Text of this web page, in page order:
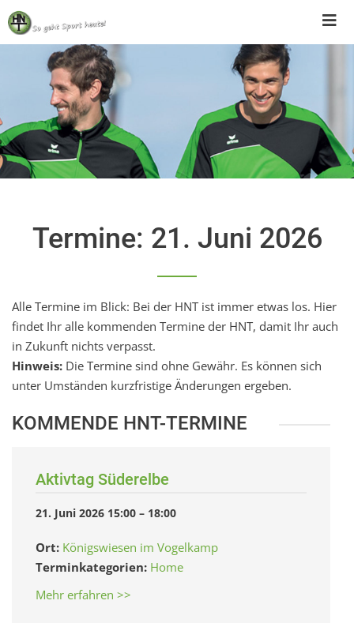
Skip
to
content
Termine: 21. Juni 2026
Alle Termine im Blick: Bei der HNT ist immer etwas los. Hier
findet Ihr alle kommenden Termine der HNT, damit Ihr auch
in Zukunft nichts verpasst.
Hinweis: Die Termine sind ohne Gewähr. Es können sich
unter Umständen kurzfristige Änderungen ergeben.
KOMMENDE HNT-TERMINE
Aktivtag Süderelbe
21. Juni 2026 15:00 – 18:00
Ort: Königswiesen im Vogelkamp
Terminkategorien: Home
Mehr erfahren >>